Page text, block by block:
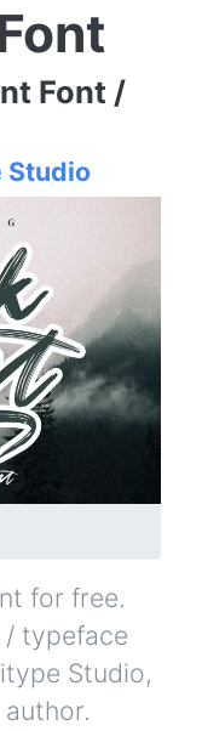
Font /
Studio
for free.
/ typeface
Studio,